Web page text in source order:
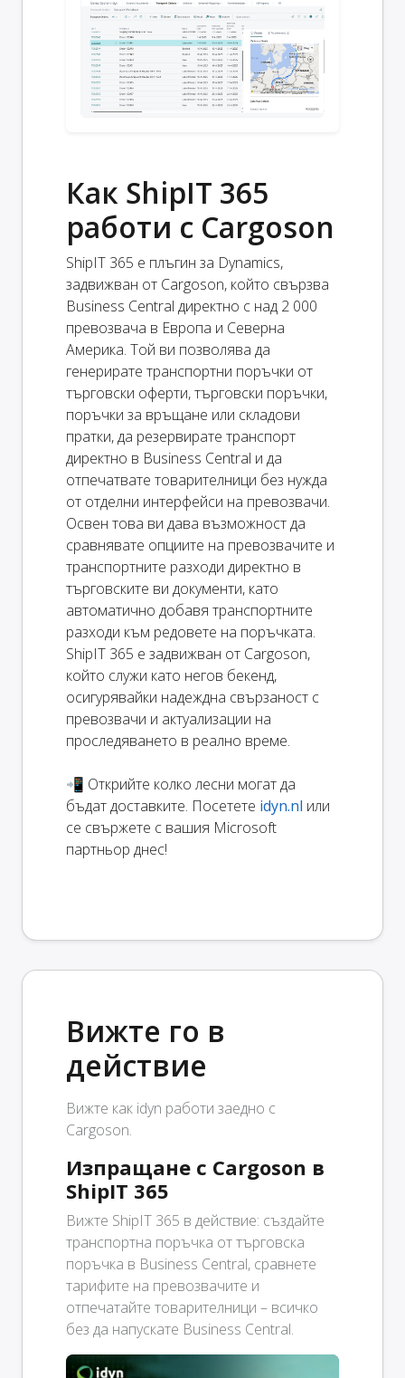
Как ShipIT 365
работи с Cargoson
ShipIT 365 е плъгин за Dynamics,
задвижван от Cargoson, който свързва
Business Central директно с над 2 000
превозвача в Европа и Северна
Америка. Той ви позволява да
генерирате транспортни поръчки от
търговски оферти, търговски поръчки,
поръчки за връщане или складови
пратки, да резервирате транспорт
директно в Business Central и да
отпечатвате товарителници без нужда
от отделни интерфейси на превозвачи.
Освен това ви дава възможност да
сравнявате опциите на превозвачите и
транспортните разходи директно в
търговските ви документи, като
автоматично добавя транспортните
разходи към редовете на поръчката.
ShipIT 365 е задвижван от Cargoson,
който служи като негов бекенд,
осигурявайки надеждна свързаност с
превозвачи и актуализации на
проследяването в реално време.
📲 Открийте колко лесни могат да
бъдат доставките. Посетете idyn.nl или
се свържете с вашия Microsoft
партньор днес!
Вижте го в
действие
Вижте как idyn работи заедно с
Cargoson.
Изпращане с Cargoson в
ShipIT 365
Вижте ShipIT 365 в действие: създайте
транспортна поръчка от търговска
поръчка в Business Central, сравнете
тарифите на превозвачите и
отпечатайте товарителници – всичко
без да напускате Business Central.